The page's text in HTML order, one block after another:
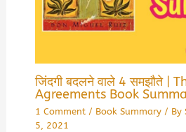
जिंदगी बदलने वाले 4 समझौते |
Agreements Book
1 Comment / Book Summary/ By
5, 2021